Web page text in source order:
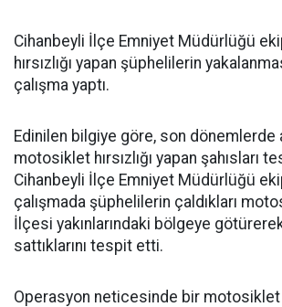
Cihanbeyli İlçe Emniyet Müdürlüğü
hırsızlığı yapan şüphelilerin
çalışma yaptı.
Edinilen bilgiye göre, son dönemlerde
motosiklet hırsızlığı yapan şahısları
Cihanbeyli İlçe Emniyet Müdürlüğü
çalışmada şüphelilerin çaldıkları
İlçesi yakınlarındaki bölgeye
sattıklarını tespit etti.
Operasyon neticesinde bir